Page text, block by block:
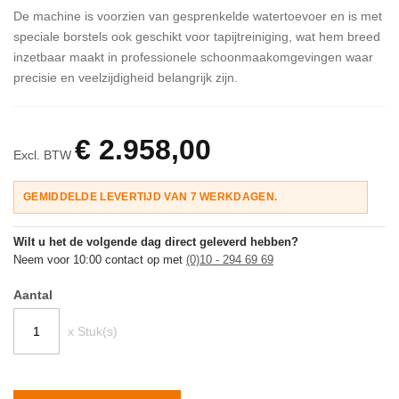
De machine is voorzien van gesprenkelde watertoevoer en is met
speciale borstels ook geschikt voor tapijtreiniging, wat hem breed
inzetbaar maakt in professionele schoonmaakomgevingen waar
precisie en veelzijdigheid belangrijk zijn.
Excl. BTW € 2.958,00
GEMIDDELDE LEVERTIJD VAN 7 WERKDAGEN.
Wilt u het de volgende dag direct geleverd hebben?
Neem voor 10:00 contact op met (0)10 - 294 69 69
Aantal
x Stuk(s)